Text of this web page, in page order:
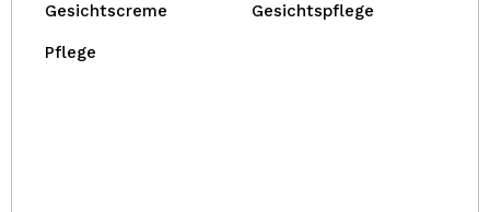
Gesichtscreme Gesichtspflege
Pflege